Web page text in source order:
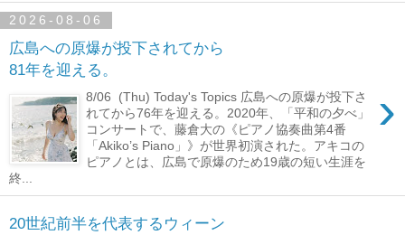
2026-08-06
広島への原爆が投下されてから
81年を迎える。
›
8/06 (Thu) Today's Topics 広島への原爆が投下さ
れてから76年を迎える。2020年、「平和の夕べ」
コンサートで、藤倉大の《ピアノ協奏曲第4番
「Akiko’s Piano」》が世界初演された。アキコの
ピアノとは、広島で原爆のため19歳の短い生涯を
終...
20世紀前半を代表するウィーン